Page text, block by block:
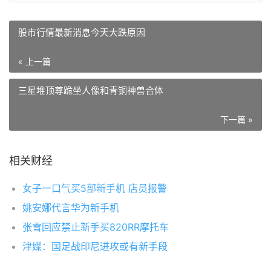
股市行情最新消息今天大跌原因
« 上一篇
三星堆顶尊跪坐人像和青铜神兽合体
下一篇 »
相关财经
女子一口气买5部新手机 店员报警
姚安娜代言华为新手机
张雪回应禁止新手买820RR摩托车
津媒：国足战印尼进攻或有新手段